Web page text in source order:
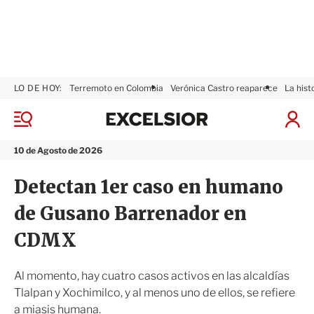
M
n
10 de Agosto de 2026
LO DE HOY: Terremoto en Colombia Verónica Castro reaparece La
I
x
s
i
r
Detectan 1er caso en humano
de Gusano Barrenador en
CDMX
Al momento, hay cuatro casos activos en las alcaldías
Tlalpan y Xochimilco, y al menos uno de ellos, se refiere
a miasis humana.